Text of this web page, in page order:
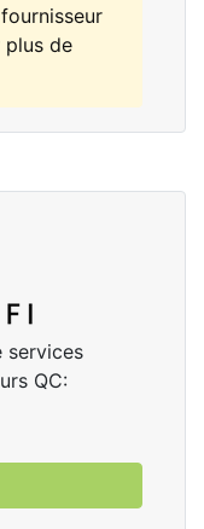
plus de
services
QC: